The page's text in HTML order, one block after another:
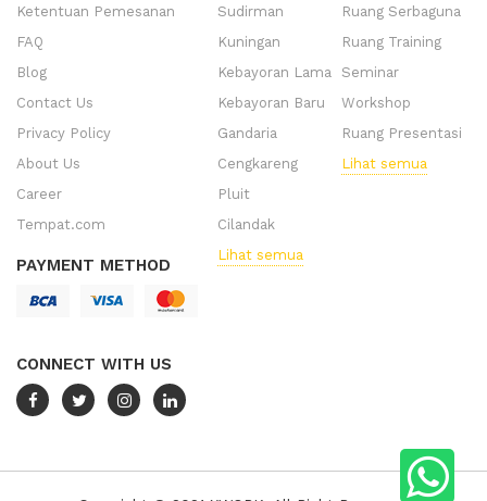
Ketentuan Pemesanan
FAQ
Blog
Contact Us
Privacy Policy
About Us
Career
Tempat.com
PAYMENT METHOD
CONNECT WITH US
Sudirman
Kuningan
Kebayoran Lama
Kebayoran Baru
Gandaria
Cengkareng
Pluit
Cilandak
Lihat semua
Ruang Serbaguna
Ruang Training
Seminar
Workshop
Ruang Presentasi
Lihat semua